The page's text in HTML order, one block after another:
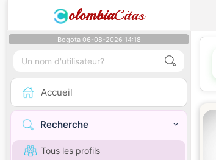
olombiaCitas
Bogota 06-08-2026 14:18
Accueil
Recherche
Tous les profils